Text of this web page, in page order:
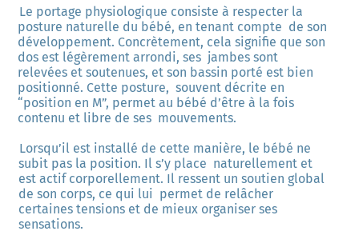
Le portage physiologique consiste à respecter la
posture naturelle du bébé, en tenant compte  de son
développement. Concrètement, cela signifie que son
dos est légèrement arrondi, ses  jambes sont
relevées et soutenues, et son bassin porté est bien
positionné. Cette posture,  souvent décrite en
“position en M”, permet au bébé d’être à la fois
contenu et libre de ses  mouvements.
Lorsqu’il est installé de cette manière, le bébé ne
subit pas la position. Il s’y place  naturellement et
est actif corporellement. Il ressent un soutien global
de son corps, ce qui lui  permet de relâcher
certaines tensions et de mieux organiser ses
sensations.